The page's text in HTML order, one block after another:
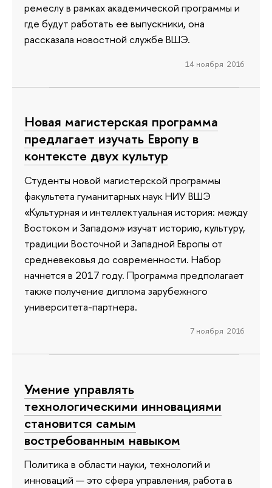
ремеслу в рамках академической программы и
где будут работать ее выпускники, она
рассказала новостной службе ВШЭ.
14 ноября 2016
Новая магистерская программа
предлагает изучать Европу в
контексте двух культур
Студенты новой магистерской программы
факультета гуманитарных наук НИУ ВШЭ
«Культурная и интеллектуальная история: между
Востоком и Западом» изучат историю, культуру,
традиции Восточной и Западной Европы от
средневековья до современности. Набор
начнется в 2017 году. Программа предполагает
также получение диплома зарубежного
университета-партнера.
7 ноября 2016
Умение управлять
технологическими инновациями
становится самым
востребованным навыком
Политика в области науки, технологий и
инноваций — это сфера управления, работа в